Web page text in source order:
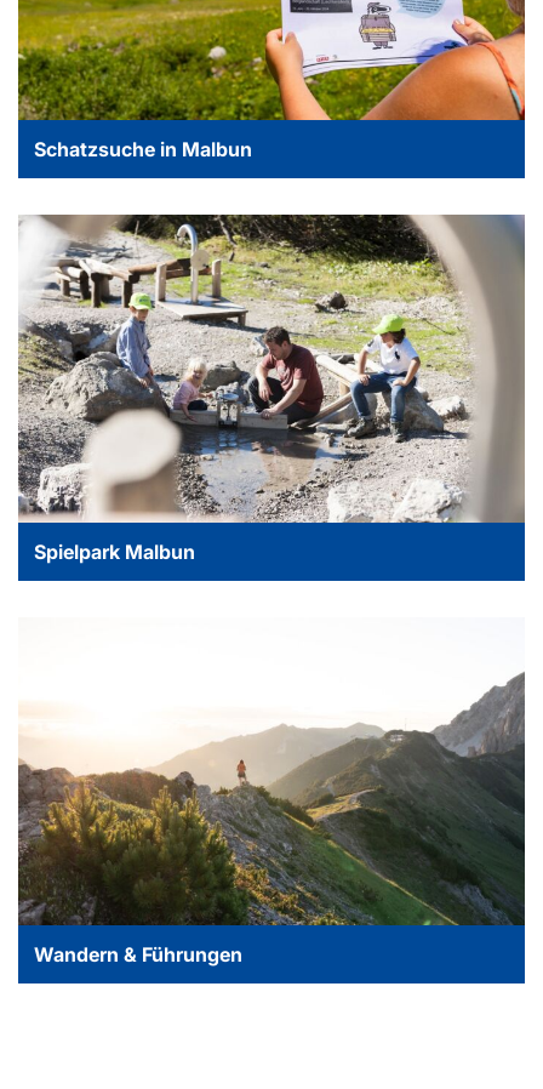
Schatzsuche in Malbun
Spielpark Malbun
Wandern & Führungen